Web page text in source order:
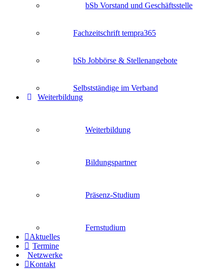
bSb Vorstand und Geschäftsstelle
Fachzeitschrift tempra365
bSb Jobbörse & Stellenangebote
Selbstständige im Verband
Weiterbildung
Weiterbildung
Bildungspartner
Präsenz-Studium
Fernstudium
Aktuelles
Termine
Netzwerke
Kontakt